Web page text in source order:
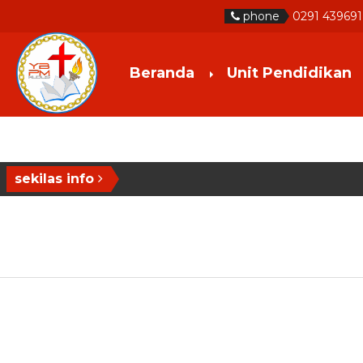
phone 0291 439691
Beranda Unit Pendidikan
sekilas info